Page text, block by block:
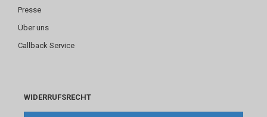
Presse
Über uns
Callback Service
WIDERRUFSRECHT